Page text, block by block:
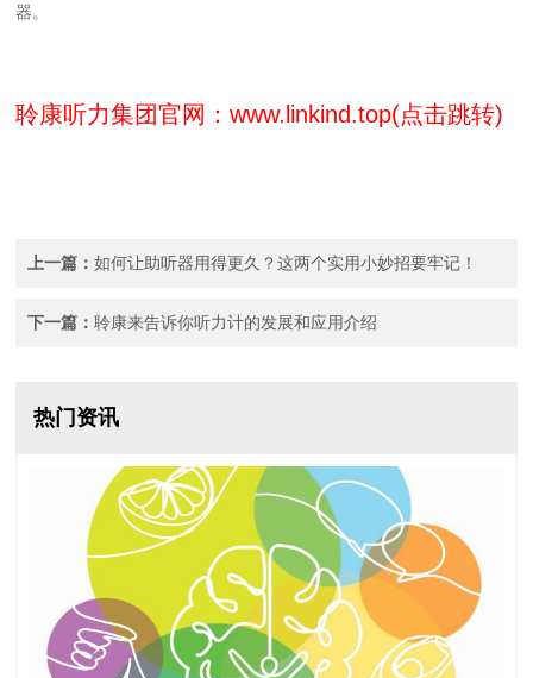
器。
聆康听力集团官网：www.linkind.top(点击跳转)
上一篇：如何让助听器用得更久？这两个实用小妙招要牢记！
下一篇：聆康来告诉你听力计的发展和应用介绍
热门资讯